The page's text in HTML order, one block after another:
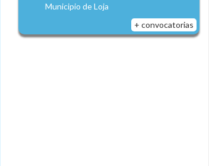
Municipio de Loja
+ convocatorias